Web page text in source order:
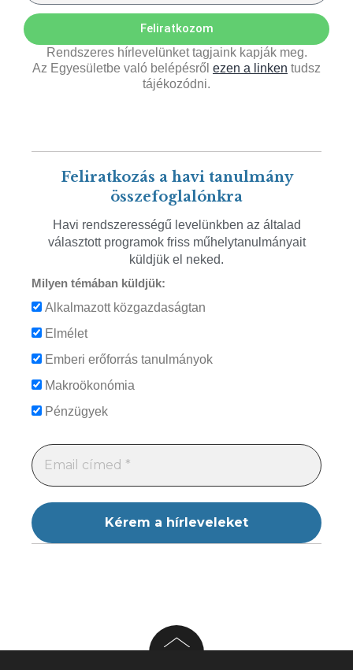
Feliratkozom
Rendszeres hírlevelünket tagjaink kapják meg.
Az Egyesületbe való belépésről ezen a linken tudsz
tájékozódni.
Feliratkozás a havi tanulmány
összefoglalónkra
Havi rendszerességű levelünkben az általad
választott programok friss műhelytanulmányait
küldjük el neked.
Milyen témában küldjük:
Alkalmazott közgazdaságtan
Elmélet
Emberi erőforrás tanulmányok
Makroökonómia
Pénzügyek